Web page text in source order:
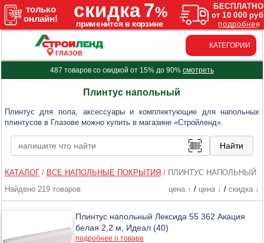
ГЛАЗОВ
КАТЕГОРИИ
487 товаров со скидкой от 15% до 90% смотреть
Плинтус напольный
Плинтус для пола, аксессуары и комплектующие для напольных
плинтусов в Глазове можно купить в магазине «Стройленд».
КАТАЛОГ/ ВСЕ НАПОЛЬНЫЕ ПОКРЫТИЯ / ПЛИНТУС НАПОЛЬНЫЙ
Найдено 219 товаров
цена ↑ / цена ↓ / скидка ↓
Плинтус напольный Лексида 55 362 Акация
белая 2,2 м, Идеал (40)
подробнее о товаре